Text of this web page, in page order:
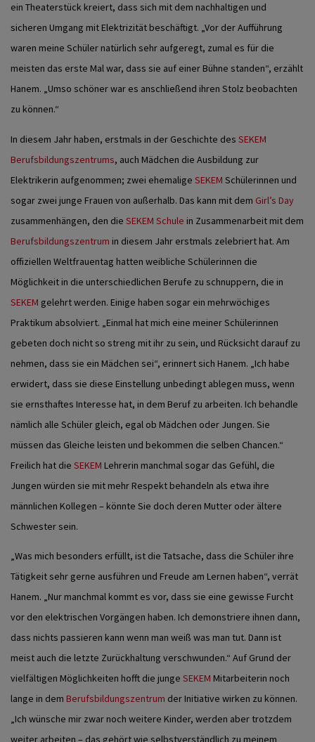
ein Theaterstück kreiert, dass sich mit dem nachhaltigen und
sicheren Umgang mit Elektrizität beschäftigt. „Vor der Aufführung
waren meine Schüler natürlich sehr aufgeregt, zumal es für die
meisten das erste Mal war, dass sie auf einer Bühne standen“, erzählt
Hanem. „Umso schöner war es anschließend ihren Stolz beobachten
zu können.“
In diesem Jahr haben, erstmals in der Geschichte des SEKEM
Berufsbildungszentrums, auch Mädchen die Ausbildung zur
Elektrikerin aufgenommen; zwei ehemalige SEKEM Schülerinnen und
sogar zwei junge Frauen von außerhalb. Das kann mit dem Girl’s Day
zusammenhängen, den die SEKEM Schule in Zusammenarbeit mit dem
Berufsbildungszentrum in diesem Jahr erstmals zelebriert hat. Am
offiziellen Weltfrauentag hatten weibliche Schülerinnen die
Möglichkeit in die unterschiedlichen Berufe zu schnuppern, die in
SEKEM gelehrt werden. Einige haben sogar ein mehrwöchiges
Praktikum absolviert. „Einmal hat mich eine meiner Schülerinnen
gebeten doch nicht so streng mit ihr zu sein, und Rücksicht darauf zu
nehmen, dass sie ein Mädchen sei“, erinnert sich Hanem. „Ich habe
erwidert, dass sie diese Einstellung unbedingt ablegen muss, wenn
sie ernsthaftes Interesse hat, in dem Beruf zu arbeiten. Ich behandle
nämlich alle Schüler gleich, egal ob Mädchen oder Jungen. Sie
müssen das Gleiche leisten und bekommen die selben Chancen.“
Freilich hat die SEKEM Lehrerin manchmal sogar das Gefühl, die
Jungen würden sie mit mehr Respekt behandeln als etwa ihre
männlichen Kollegen – könnte Sie doch deren Mutter oder ältere
Schwester sein.
„Was mich besonders erfüllt, ist die Tatsache, dass die Schüler ihre
Tätigkeit sehr gerne ausführen und Freude am Lernen haben“, verrät
Hanem. „Nur manchmal kommt es vor, dass sie eine gewisse Furcht
vor den elektrischen Vorgängen haben. Ich demonstriere ihnen dann,
dass nichts passieren kann wenn man weiß was man tut. Dann ist
meist auch die letzte Zurückhaltung verschwunden.“ Auf Grund der
vielfältigen Möglichkeiten hofft die junge SEKEM Mitarbeiterin noch
lange in dem Berufsbildungszentrum der Initiative wirken zu können.
„Ich wünsche mir zwar noch weitere Kinder, werden aber trotzdem
weiter arbeiten – das gehört wie selbstverständlich zu meinem